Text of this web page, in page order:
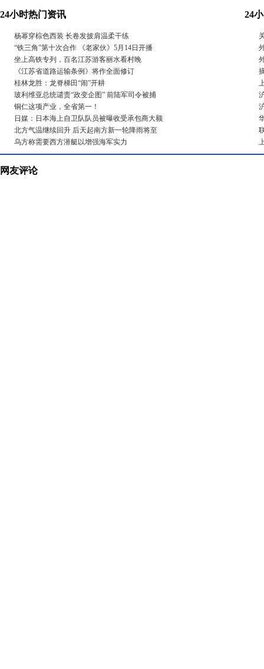
24小时热门资讯
杨幂穿棕色西装 长卷发披肩温柔干练
“铁三角”第十次合作 《老家伙》5月14日开播
坐上高铁专列，百名江苏游客丽水看村晚
《江苏省道路运输条例》将作全面修订
桂林龙胜：龙脊梯田“闹”开耕
玻利维亚总统谴责“政变企图” 前陆军司令被捕
铜仁这项产业，全省第一！
日媒：日本海上自卫队队员被曝收受承包商大额
北方气温继续回升 后天起南方新一轮降雨将至
乌方称需要西方潜艇以增强海军实力
24
网友评论